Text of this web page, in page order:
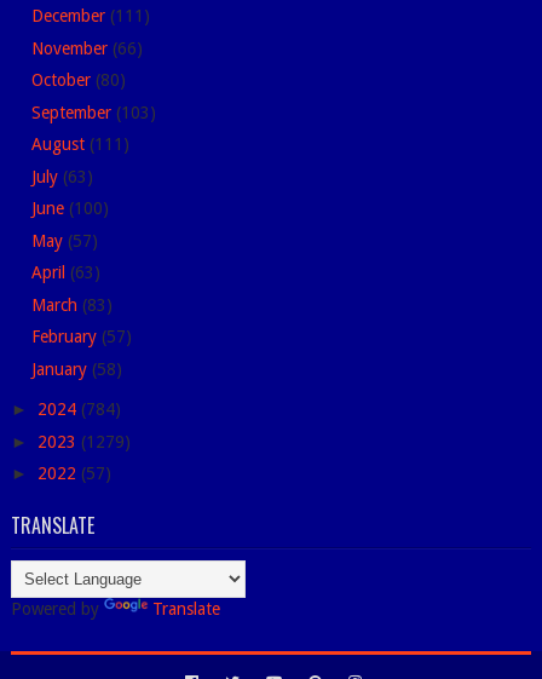
December (111)
November (66)
October (80)
September (103)
August (111)
July (63)
June (100)
May (57)
April (63)
March (83)
February (57)
January (58)
► 2024 (784)
► 2023 (1279)
► 2022 (57)
TRANSLATE
Powered by Translate